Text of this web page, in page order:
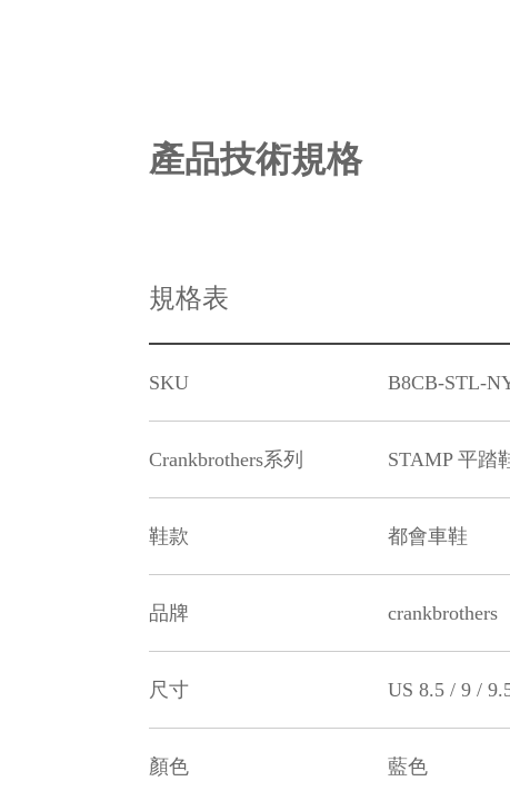
產品技術規格
規格表
SKU B8CB-STL-
Crankbrothers系列 STAMP 平踏
鞋款 都會車鞋
品牌 crankbrothers
尺寸 US 8.5 / 9 /
顏色 藍色